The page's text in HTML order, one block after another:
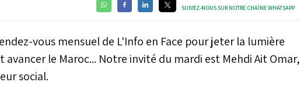
SUIVEZ-NOUS SUR NOTRE CHAÎNE WHATSAPP
vous mensuel de L'Info en Face pour jeter la lumière
le Maroc... Notre invité du mardi est Mehdi Ait Omar,
social.